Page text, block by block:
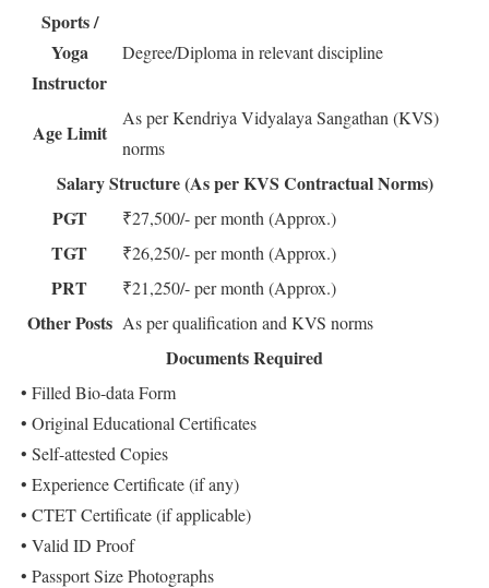
Sports /
Yoga
Instructor
Degree/Diploma in relevant discipline
Age Limit
As per Kendriya Vidyalaya Sangathan (KVS)
norms
Salary Structure (As per KVS Contractual Norms)
PGT
₹27,500/- per month (Approx.)
TGT ₹26,250/- per month (Approx.)
PRT ₹21,250/- per month (Approx.)
Other Posts As per qualification and KVS norms
Documents Required
• Filled Bio-data Form
• Original Educational Certificates
• Self-attested Copies
• Experience Certificate (if any)
• CTET Certificate (if applicable)
• Valid ID Proof
• Passport Size Photographs